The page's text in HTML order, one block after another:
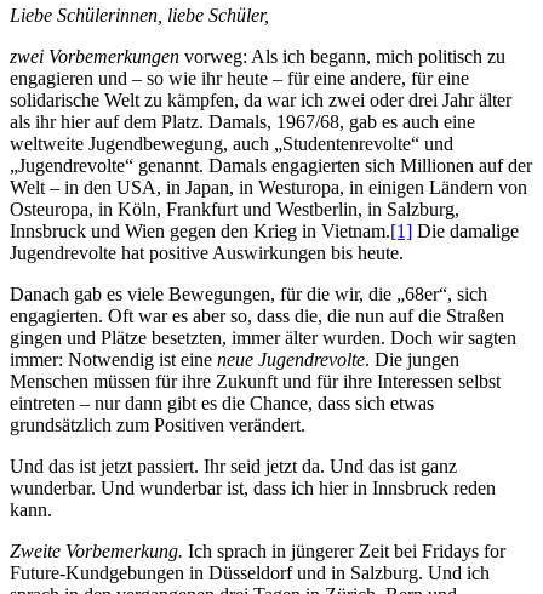
Liebe Schülerinnen, liebe Schüler,
zwei Vorbemerkungen vorweg: Als ich begann, mich politisch zu
engagieren und – so wie ihr heute – für eine andere, für eine
solidarische Welt zu kämpfen, da war ich zwei oder drei Jahr älter
als ihr hier auf dem Platz. Damals, 1967/68, gab es auch eine
weltweite Jugendbewegung, auch „Studentenrevolte“ und
„Jugendrevolte“ genannt. Damals engagierten sich Millionen auf der
Welt – in den USA, in Japan, in Westuropa, in einigen Ländern von
Osteuropa, in Köln, Frankfurt und Westberlin, in Salzburg,
Innsbruck und Wien gegen den Krieg in Vietnam.[1] Die damalige
Jugendrevolte hat positive Auswirkungen bis heute.
Danach gab es viele Bewegungen, für die wir, die „68er“, sich
engagierten. Oft war es aber so, dass die, die nun auf die Straßen
gingen und Plätze besetzten, immer älter wurden. Doch wir sagten
immer: Notwendig ist eine neue Jugendrevolte. Die jungen
Menschen müssen für ihre Zukunft und für ihre Interessen selbst
eintreten – nur dann gibt es die Chance, dass sich etwas
grundsätzlich zum Positiven verändert.
Und das ist jetzt passiert. Ihr seid jetzt da. Und das ist ganz
wunderbar. Und wunderbar ist, dass ich hier in Innsbruck reden
kann.
Zweite Vorbemerkung. Ich sprach in jüngerer Zeit bei Fridays for
Future-Kundgebungen in Düsseldorf und in Salzburg. Und ich